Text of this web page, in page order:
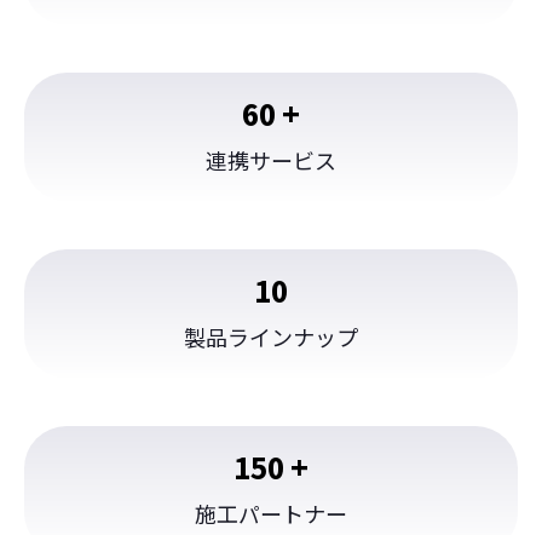
60 +
連携サービス
10
製品ラインナップ
150 +
施工パートナー